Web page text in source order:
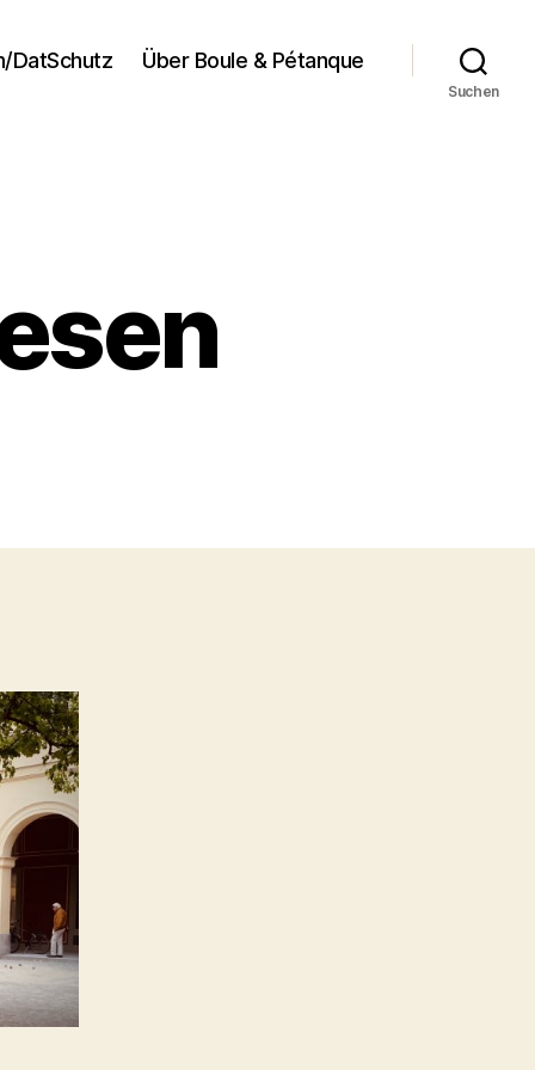
DatSchutz Über Boule & Pétanque
Suchen